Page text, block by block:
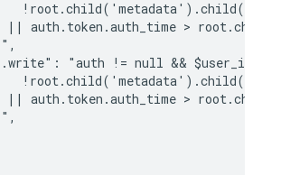
|| auth.token.auth_time >
"auth != null && $user_id
|| auth.token.auth_time >